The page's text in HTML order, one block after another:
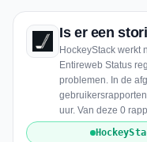
Is er een
HockeyStack werkt
Entireweb Status
problemen. In de
uur. Van deze 0